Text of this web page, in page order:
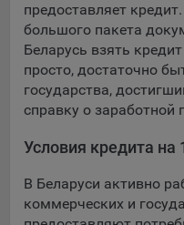
Пиксель VK Рекламы -
рекламу на площадке
посещали сайт.
Адрес: ООО «ВК», РФ,
проспект, д. 39, стр. 79,
выбора (например,
используется для
предоставляет
большого пакета
Беларусь взять
просто, достаточно
государства,
справку о заработной
Условия кредита на
В Беларуси активно
коммерческих и